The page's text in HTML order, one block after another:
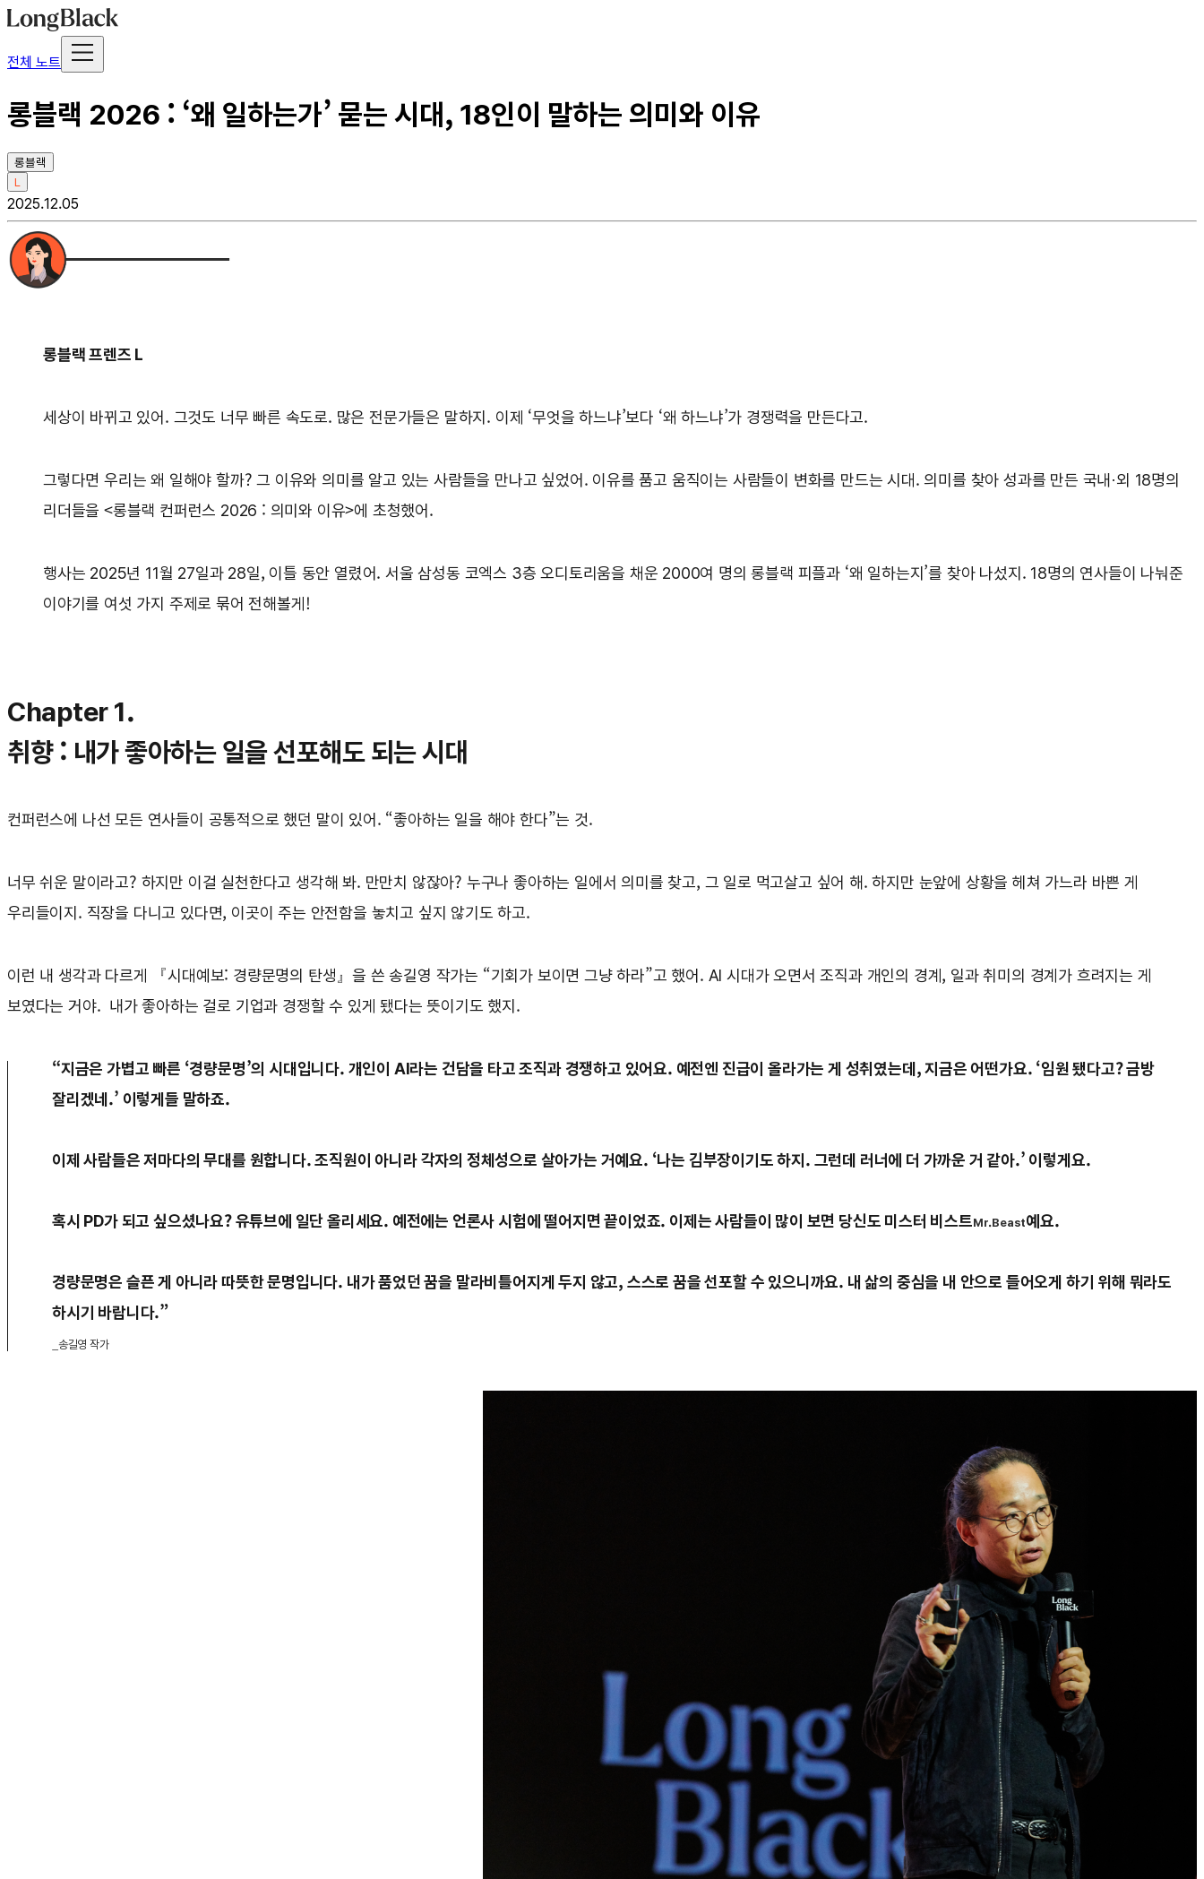
전체 노트
롱블랙 2026 : ‘왜 일하는가’ 묻는 시대, 18인이 말하는 의미와 이유
롱블랙
L
2025.12.05
롱블랙 프렌즈 L
세상이 바뀌고 있어. 그것도 너무 빠른 속도로. 많은 전문가들은 말하지. 이제 ‘무엇을 하느냐’보다 ‘왜 하느냐’가 경쟁력을 만든다고.
그렇다면 우리는 왜 일해야 할까? 그 이유와 의미를 알고 있는 사람들을 만나고 싶었어. 이유를 품고 움직이는 사람들이 변화를 만드는 시대. 의미를 찾아 성과를 만든 국내·외 18명의
리더들을 <롱블랙 컨퍼런스 2026 : 의미와 이유>에 초청했어.
행사는 2025년 11월 27일과 28일, 이틀 동안 열렸어. 서울 삼성동 코엑스 3층 오디토리움을 채운 2000여 명의 롱블랙 피플과 ‘왜 일하는지’를 찾아 나섰지. 18명의 연사들이 나눠준
이야기를 여섯 가지 주제로 묶어 전해볼게!
Chapter 1.
취향 : 내가 좋아하는 일을 선포해도 되는 시대
컨퍼런스에 나선 모든 연사들이 공통적으로 했던 말이 있어. “좋아하는 일을 해야 한다”는 것.
너무 쉬운 말이라고? 하지만 이걸 실천한다고 생각해 봐. 만만치 않잖아? 누구나 좋아하는 일에서 의미를 찾고, 그 일로 먹고살고 싶어 해. 하지만 눈앞에 상황을 헤쳐 가느라 바쁜 게
우리들이지. 직장을 다니고 있다면, 이곳이 주는 안전함을 놓치고 싶지 않기도 하고.
이런 내 생각과 다르게 『시대예보: 경량문명의 탄생』을 쓴 송길영 작가는 “기회가 보이면 그냥 하라”고 했어. AI 시대가 오면서 조직과 개인의 경계, 일과 취미의 경계가 흐려지는 게
보였다는 거야. 내가 좋아하는 걸로 기업과 경쟁할 수 있게 됐다는 뜻이기도 했지.
“지금은 가볍고 빠른 ‘경량문명’의 시대입니다. 개인이 AI라는 건담을 타고 조직과 경쟁하고 있어요. 예전엔 진급이 올라가는 게 성취였는데, 지금은 어떤가요. ‘임원 됐다고? 금방
잘리겠네.’ 이렇게들 말하죠.
이제 사람들은 저마다의 무대를 원합니다. 조직원이 아니라 각자의 정체성으로 살아가는 거예요. ‘나는 김부장이기도 하지. 그런데 러너에 더 가까운 거 같아.’ 이렇게요.
혹시 PD가 되고 싶으셨나요? 유튜브에 일단 올리세요. 예전에는 언론사 시험에 떨어지면 끝이었죠. 이제는 사람들이 많이 보면 당신도 미스터 비스트Mr.Beast예요.
경량문명은 슬픈 게 아니라 따뜻한 문명입니다. 내가 품었던 꿈을 말라비틀어지게 두지 않고, 스스로 꿈을 선포할 수 있으니까요. 내 삶의 중심을 내 안으로 들어오게 하기 위해 뭐라도
하시기 바랍니다.”
_송길영 작가